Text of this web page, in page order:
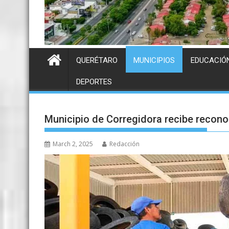
QUERÉTARO MUNICIPIOS
DEPORTES
Municipio de Corregidora recibe
March 2, 2025 Redacción